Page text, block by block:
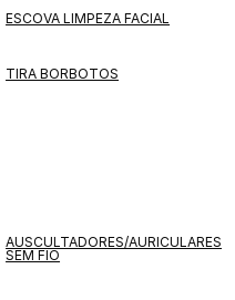
ESCOVA LIMPEZA FACIAL
TIRA BORBOTOS
AUSCULTADORES/AURICULARES
SEM FIO